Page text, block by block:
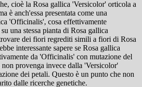
cioè la Rosa gallica 'Versicolor' orticola a
è anch'essa presentata come una
'Officinalis', cosa effettivamente
una stessa pianta di Rosa gallica
dei fiori regrediti simili a fiori di Rosa
interessante sapere se Rosa gallica
da 'Officinalis' con mutazione del
provenga invece dalla 'Versicolor'
dei petali. Questo è un punto che non
dalle ricerche genetiche.